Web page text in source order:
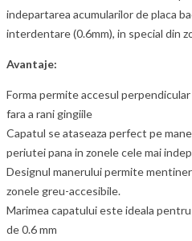
indepartarea acumularilor de placa
interdentare (0.6mm), in special din
Avantaje:
Forma permite accesul
fara a rani gingiile
Capatul se ataseaza perfect pe
periutei pana in zonele cele mai
Designul manerului permite
zonele greu-accesibile.
Marimea capatului este ideala
de 0.6 mm